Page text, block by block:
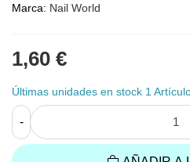
Marca: Nail World
1,60 €
Últimas unidades en stock 1
-